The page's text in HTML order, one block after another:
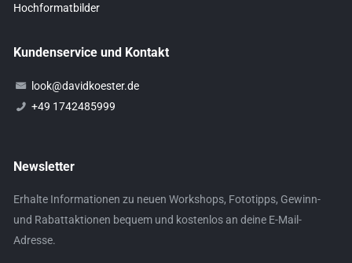
Hochformatbilder
Kundenservice und Kontakt
look@davidkoester.de
+49 1742485999
Newsletter
Erhalte Informationen zu neuen Workshops, Fototipps, Gewinn-
und Rabattaktionen bequem und kostenlos an deine E-Mail-
Adresse.